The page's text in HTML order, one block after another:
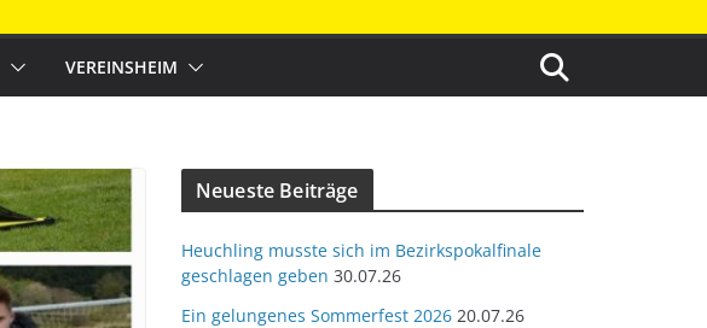
VEREINSHEIM
Neueste Beiträge
Heuchling musste sich im Bezirkspokalfinale
geschlagen geben 30.07.26
Ein gelungenes Sommerfest 2026 20.07.26